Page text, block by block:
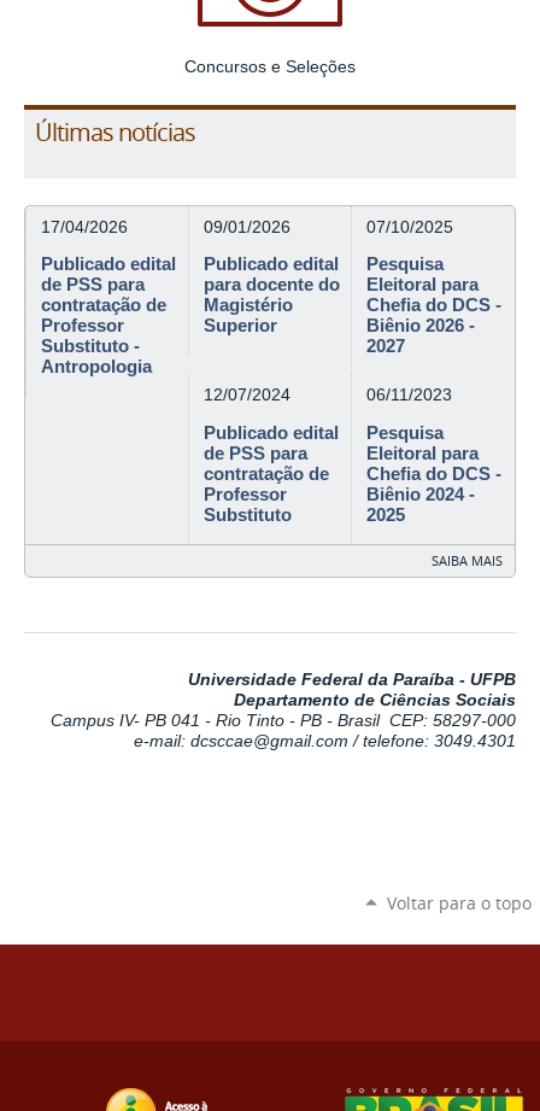
Concursos e Seleções
Últimas notícias
17/04/2026
Publicado edital
de PSS para
contratação de
Professor
Substituto -
Antropologia
09/01/2026
Publicado edital
para docente do
Magistério
Superior
07/10/2025
Pesquisa
Eleitoral para
Chefia do DCS -
Biênio 2026 -
2027
12/07/2024
Publicado edital
de PSS para
contratação de
Professor
Substituto
06/11/2023
Pesquisa
Eleitoral para
Chefia do DCS -
Biênio 2024 -
2025
SAIBA MAIS
Universidade Federal da Paraíba - UFPB
Departamento de Ciências Sociais
Campus IV- PB 041 - Rio Tinto - PB - Brasil CEP: 58297-000
e-mail: dcsccae@gmail.com /telefone: 3049.4301
Voltar para o topo